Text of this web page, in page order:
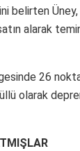
Üney,
alarak
26
olarak